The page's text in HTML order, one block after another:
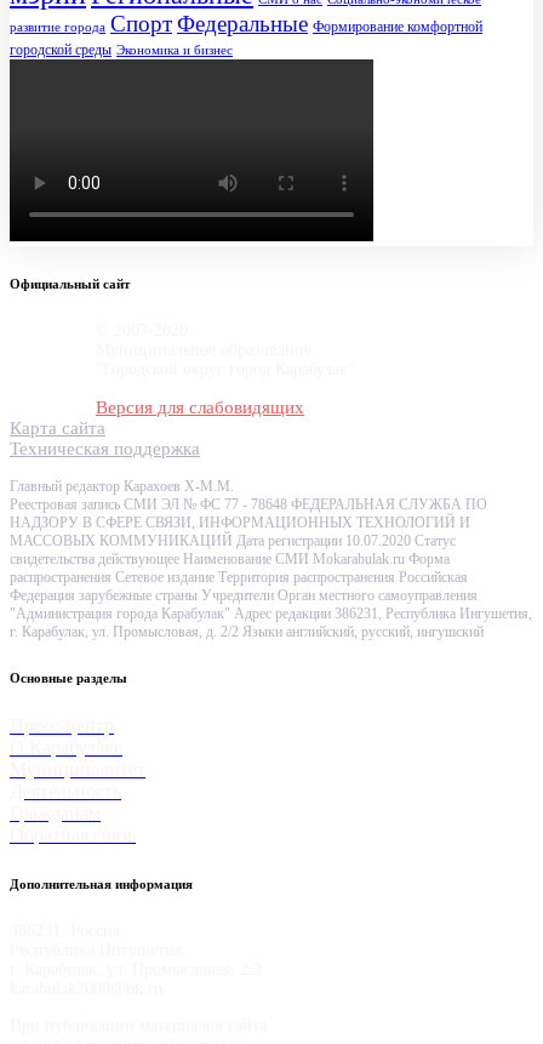
развитие города СпортФедеральные Формирование комфортной
городской среды Экономика и бизнес
Официальный сайт
Версия для слабовидящих
Карта сайта
Техническая поддержка
Главный редактор Карахоев Х-М.М.
Реестровая запись СМИ ЭЛ № ФС 77 - 78648 ФЕДЕРАЛЬНАЯ СЛУЖБА ПО
НАДЗОРУ В СФЕРЕ СВЯЗИ, ИНФОРМАЦИОННЫХ ТЕХНОЛОГИЙ И
МАССОВЫХ КОММУНИКАЦИЙ Дата регистрации 10.07.2020 Статус
свидетельства действующее Наименование СМИ Mokarabulak.ru Форма
распространения Сетевое издание Территория распространения Российская
Федерация зарубежные страны Учредители Орган местного самоуправления
"Администрация города Карабулак" Адрес редакции 386231, Республика Ингушетия,
г. Карабулак, ул. Промысловая, д. 2/2 Языки английский, русский, ингушский
Основные разделы
Дополнительная информация